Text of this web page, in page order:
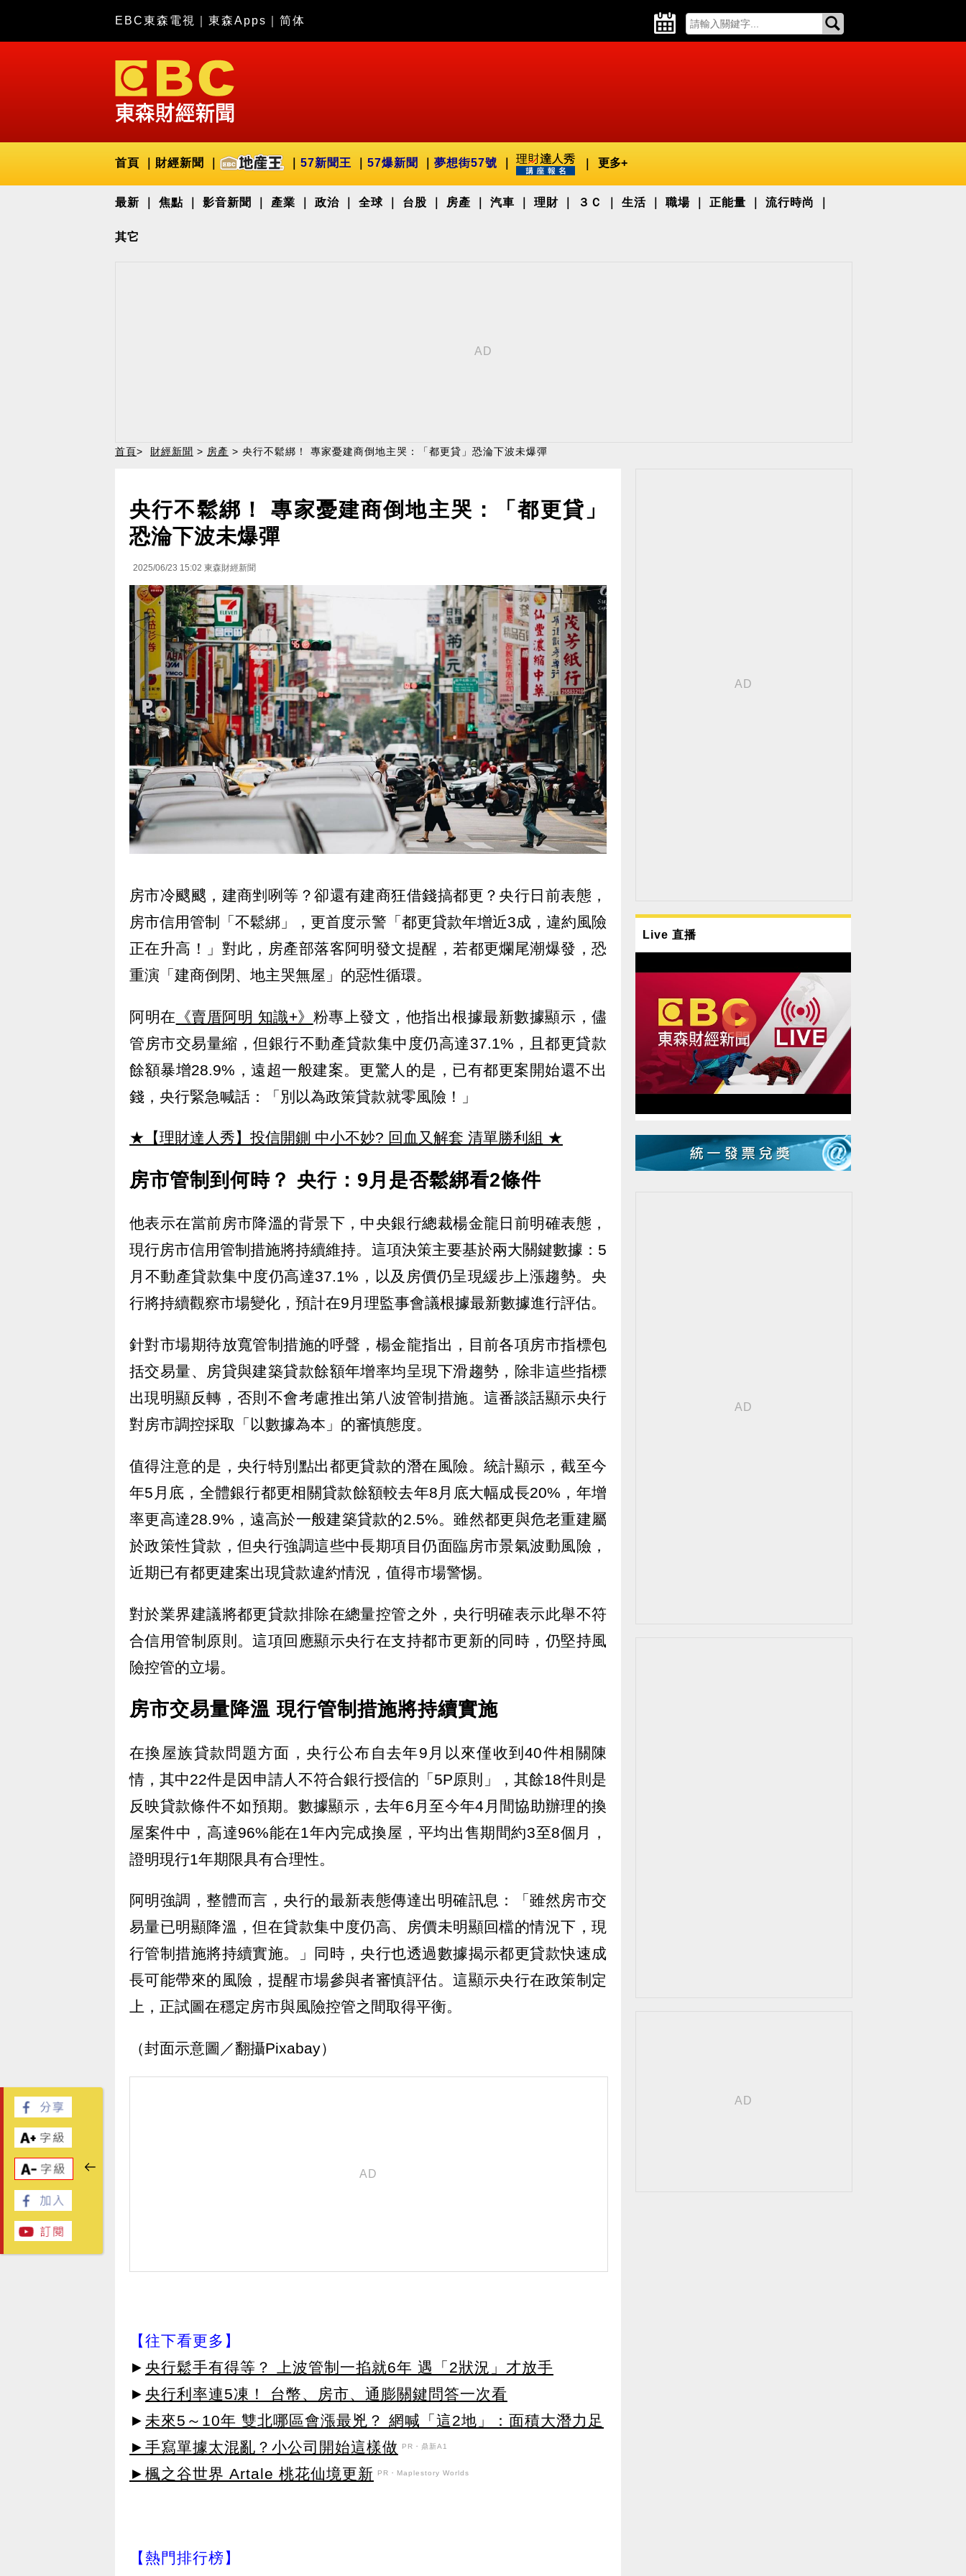
EBC東森電視 東森Apps 简体
首頁 財經新聞 57新聞王 57爆新聞 夢想街57號 更多+
最新 焦點 影音新聞 產業 政治 全球 台股 房產 汽車 理財 ３Ｃ 生活 職場 正能量 流行時尚
其它
首頁> 財經新聞 > 房產 > 央行不鬆綁！ 專家憂建商倒地主哭：「都更貸」恐淪下波未爆彈
央行不鬆綁！ 專家憂建商倒地主哭：「都更貸」
恐淪下波未爆彈
2025/06/23 15:02 東森財經新聞
房市冷颼颼，建商剉咧等？卻還有建商狂借錢搞都更？央行日前表態，
房市信用管制「不鬆綁」，更首度示警「都更貸款年增近3成，違約風險
正在升高！」對此，房產部落客阿明發文提醒，若都更爛尾潮爆發，恐
重演「建商倒閉、地主哭無屋」的惡性循環。
阿明在 《賣厝阿明 知識+》 粉專上發文，他指出根據最新數據顯示，儘
管房市交易量縮，但銀行不動產貸款集中度仍高達37.1%，且都更貸款
餘額暴增28.9%，遠超一般建案。更驚人的是，已有都更案開始還不出
錢，央行緊急喊話：「別以為政策貸款就零風險！」
★【理財達人秀】投信開鍘 中小不妙? 回血又解套 清單勝利組 ★
房市管制到何時？ 央行：9月是否鬆綁看2條件
他表示在當前房市降溫的背景下，中央銀行總裁楊金龍日前明確表態，
現行房市信用管制措施將持續維持。這項決策主要基於兩大關鍵數據：5
月不動產貸款集中度仍高達37.1%，以及房價仍呈現緩步上漲趨勢。央
行將持續觀察市場變化，預計在9月理監事會議根據最新數據進行評估。
針對市場期待放寬管制措施的呼聲，楊金龍指出，目前各項房市指標包
括交易量、房貸與建築貸款餘額年增率均呈現下滑趨勢，除非這些指標
出現明顯反轉，否則不會考慮推出第八波管制措施。這番談話顯示央行
對房市調控採取「以數據為本」的審慎態度。
值得注意的是，央行特別點出都更貸款的潛在風險。統計顯示，截至今
年5月底，全體銀行都更相關貸款餘額較去年8月底大幅成長20%，年增
率更高達28.9%，遠高於一般建築貸款的2.5%。雖然都更與危老重建屬
於政策性貸款，但央行強調這些中長期項目仍面臨房市景氣波動風險，
近期已有都更建案出現貸款違約情況，值得市場警惕。
對於業界建議將都更貸款排除在總量控管之外，央行明確表示此舉不符
合信用管制原則。這項回應顯示央行在支持都市更新的同時，仍堅持風
險控管的立場。
房市交易量降溫 現行管制措施將持續實施
在換屋族貸款問題方面，央行公布自去年9月以來僅收到40件相關陳
情，其中22件是因申請人不符合銀行授信的「5P原則」，其餘18件則是
反映貸款條件不如預期。數據顯示，去年6月至今年4月間協助辦理的換
屋案件中，高達96%能在1年內完成換屋，平均出售期間約3至8個月，
證明現行1年期限具有合理性。
阿明強調，整體而言，央行的最新表態傳達出明確訊息：「雖然房市交
易量已明顯降溫，但在貸款集中度仍高、房價未明顯回檔的情況下，現
行管制措施將持續實施。」同時，央行也透過數據揭示都更貸款快速成
長可能帶來的風險，提醒市場參與者審慎評估。這顯示央行在政策制定
上，正試圖在穩定房市與風險控管之間取得平衡。
（封面示意圖／翻攝Pixabay）
【往下看更多】
► 央行鬆手有得等？ 上波管制一掐就6年 遇「2狀況」才放手
► 央行利率連5凍！ 台幣、房市、通膨關鍵問答一次看
► 未來5～10年 雙北哪區會漲最兇？ 網喊「這2地」：面積大潛力足
►手寫單據太混亂？小公司開始這樣做
PR・鼎新A1
►楓之谷世界 Artale 桃花仙境更新 PR・Maplestory Worlds
【熱門排行榜】
Live 直播